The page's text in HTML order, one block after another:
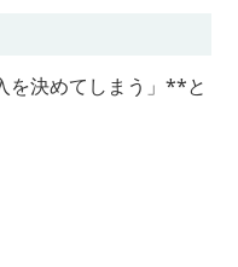
を決めてしまう」**と